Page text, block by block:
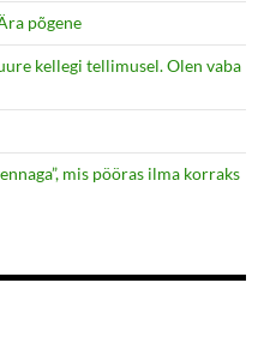
põgene
kellegi tellimusel. Olen vaba
mis pööras ilma korraks